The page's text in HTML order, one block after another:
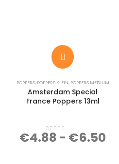
POPPERS, POPPERS KLEIN, POPPERS MEDIUM
Amsterdam Special
France Poppers 13ml
0 out of 5
€4.88 - €6.50